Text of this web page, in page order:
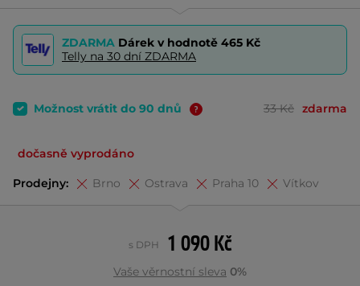
ZDARMA Dárek v hodnotě 465 Kč
Telly na 30 dní ZDARMA
Možnost vrátit do 90 dnů 33 Kč zdarma
dočasně vyprodáno
Prodejny: Brno Ostrava Praha 10 Vítkov
1 090 Kč
s DPH
Vaše věrnostní sleva 0%